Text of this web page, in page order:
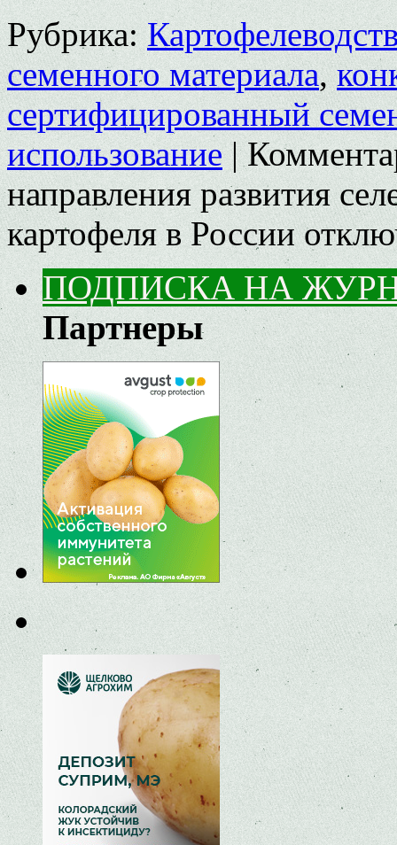
Рубрика:
семенного материала,
сертифицированный
использование |
направления развития
картофеля в России
ПОДПИСКА НА
Партнеры